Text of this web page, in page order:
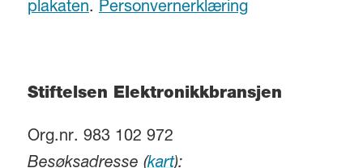
plakaten. Personvernerklæring
Stiftelsen Elektronikkbransjen
Org.nr. 983 102 972
Besøksadresse (kart):